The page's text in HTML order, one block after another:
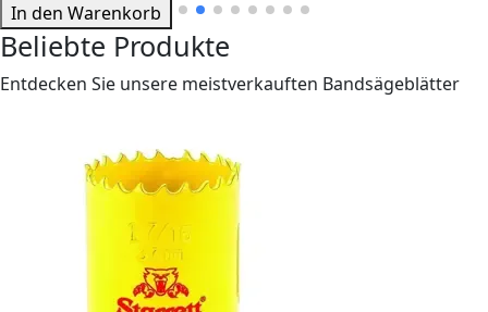
In den Warenkorb
Beliebte Produkte
Entdecken Sie unsere meistverkauften Bandsägeblätter